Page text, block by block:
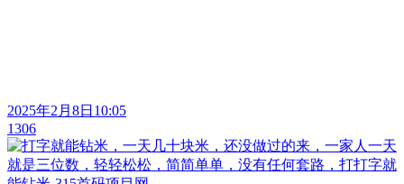
2025年2月8日10:05
1306